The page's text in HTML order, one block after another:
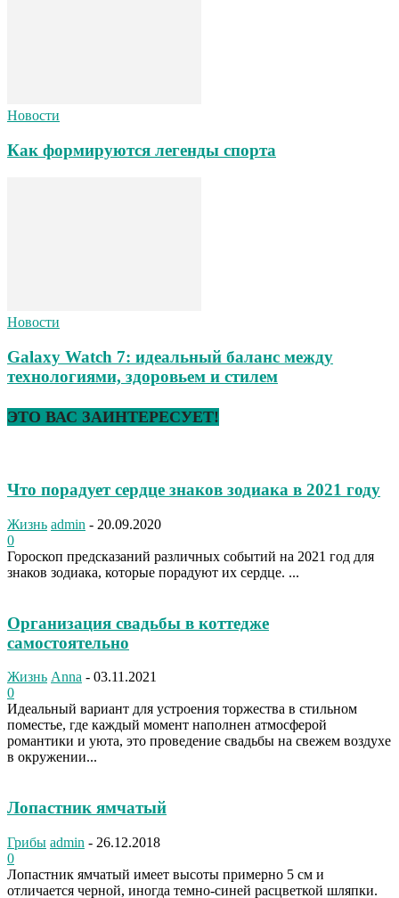
Новости
Как формируются легенды спорта
Новости
Galaxy Watch 7: идеальный баланс между
технологиями, здоровьем и стилем
ЭТО ВАС ЗАИНТЕРЕСУЕТ!
Что порадует сердце знаков зодиака в 2021 году
Жизнь admin - 20.09.2020
0
Гороскоп предсказаний различных событий на 2021 год для
знаков зодиака, которые порадуют их сердце. ...
Организация свадьбы в коттедже
самостоятельно
Жизнь Anna - 03.11.2021
0
Идеальный вариант для устроения торжества в стильном
поместье, где каждый момент наполнен атмосферой
романтики и уюта, это проведение свадьбы на свежем воздухе
в окружении...
Лопастник ямчатый
Грибы admin - 26.12.2018
0
Лопастник ямчатый имеет высоты примерно 5 см и
отличается черной, иногда темно-синей расцветкой шляпки.